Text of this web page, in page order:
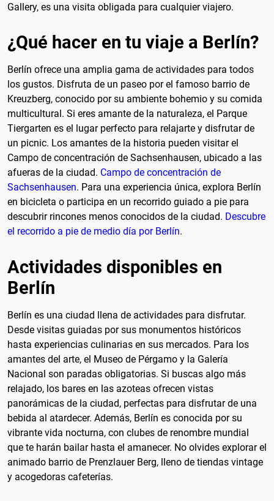
Gallery, es una visita obligada para cualquier viajero.
¿Qué hacer en tu viaje a Berlín?
Berlín ofrece una amplia gama de actividades para todos
los gustos. Disfruta de un paseo por el famoso barrio de
Kreuzberg, conocido por su ambiente bohemio y su comida
multicultural. Si eres amante de la naturaleza, el Parque
Tiergarten es el lugar perfecto para relajarte y disfrutar de
un picnic. Los amantes de la historia pueden visitar el
Campo de concentración de Sachsenhausen, ubicado a las
afueras de la ciudad. Campo de concentración de
Sachsenhausen. Para una experiencia única, explora Berlín
en bicicleta o participa en un recorrido guiado a pie para
descubrir rincones menos conocidos de la ciudad. Descubre
el recorrido a pie de medio día por Berlín.
Actividades disponibles en
Berlín
Berlín es una ciudad llena de actividades para disfrutar.
Desde visitas guiadas por sus monumentos históricos
hasta experiencias culinarias en sus mercados. Para los
amantes del arte, el Museo de Pérgamo y la Galería
Nacional son paradas obligatorias. Si buscas algo más
relajado, los bares en las azoteas ofrecen vistas
panorámicas de la ciudad, perfectas para disfrutar de una
bebida al atardecer. Además, Berlín es conocida por su
vibrante vida nocturna, con clubes de renombre mundial
que te harán bailar hasta el amanecer. No olvides explorar el
animado barrio de Prenzlauer Berg, lleno de tiendas vintage
y acogedoras cafeterías.